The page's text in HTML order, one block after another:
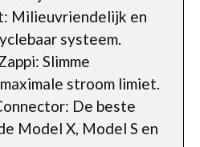
Milieuvriendelijk en
systeem.
Slimme
stroom limiet.
De beste
Model X, Model S en